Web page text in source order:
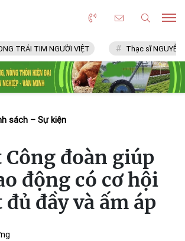
NGƯỜI VIỆT Thạc sĩ NGUYỄN VĂN CHÍ
sách – Sự kiện
Công đoàn giúp
động có cơ hội
đầy và ấm áp